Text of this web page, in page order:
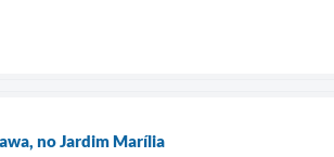
no Jardim Marília